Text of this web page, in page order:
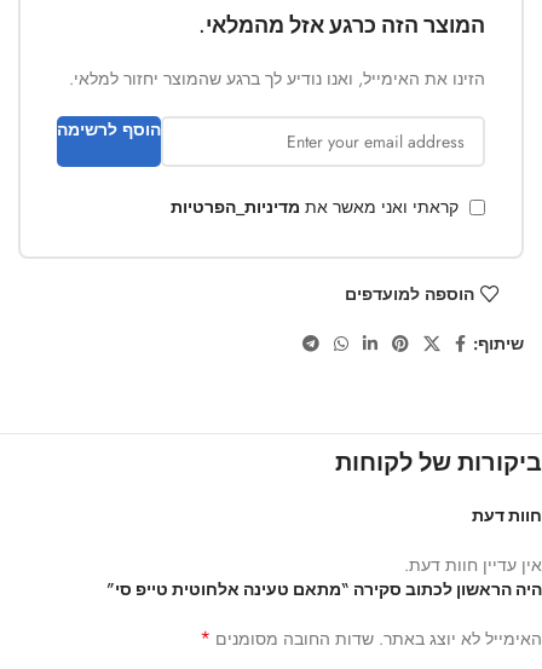
המוצר הזה כרגע אזל מהמלאי.
הזינו את האימייל, ואנו נודיע לך ברגע שהמוצר יחזור למלאי.
הוסף לרשימה
קראתי ואני מאשר את מדיניות_הפרטיות
הוספה למועדפים
שיתוף:
ביקורות של לקוחות
חוות דעת
אין עדיין חוות דעת.
היה הראשון לכתוב סקירה “מתאם טעינה אלחוטית טייפ סי”
האימייל לא יוצג באתר. שדות החובה מסומנים *